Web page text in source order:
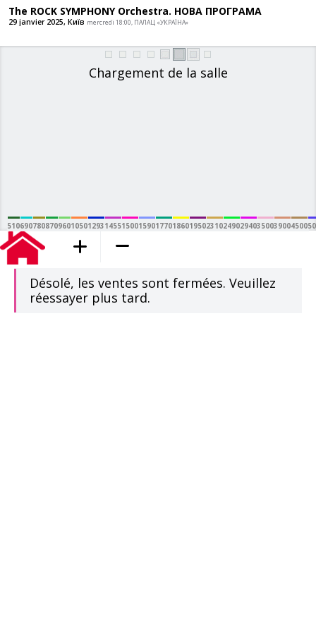
The ROCK SYMPHONY Orchestra.
Chargement de la salle
51069078087096010501293145515001590177018601950231024902940350039004500
ajouté au panier
Désolé, les ventes sont fermées. Veuillez
réessayer plus tard.